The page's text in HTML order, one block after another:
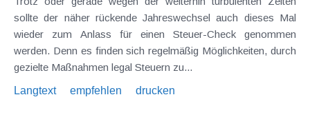
sollte der näher rückende Jahreswechsel auch dieses Mal
wieder zum Anlass für einen Steuer-Check genommen
werden. Denn es finden sich regelmäßig Möglichkeiten, durch
gezielte Maßnahmen legal Steuern zu...
Langtext
empfehlen drucken